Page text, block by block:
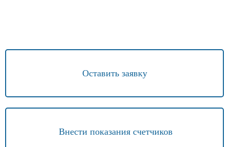
Оставить заявку
Внести показания счетчиков